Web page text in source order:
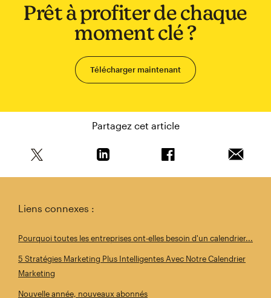
Prêt à profiter de chaque
moment clé ?
Télécharger maintenant
Partagez cet article
Liens connexes :
Pourquoi toutes les entreprises ont-elles besoin d'un calendrier...
5 Stratégies Marketing Plus Intelligentes Avec Notre Calendrier
Marketing
Nouvelle année, nouveaux abonnés